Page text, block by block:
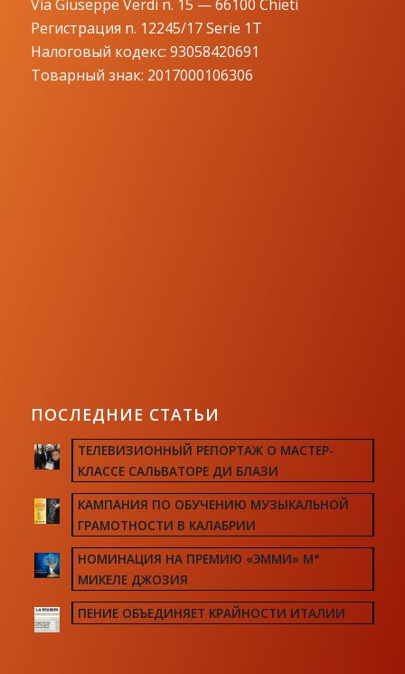
Via Giuseppe Verdi n. 15 — 66100 Chieti
Регистрация n. 12245/17 Serie 1T
Налоговый кодекс: 93058420691
Товарный знак: 2017000106306
ПОСЛЕДНИЕ СТАТЬИ
ТЕЛЕВИЗИОННЫЙ РЕПОРТАЖ О МАСТЕР-
КЛАССЕ САЛЬВАТОРЕ ДИ БЛАЗИ
КАМПАНИЯ ПО ОБУЧЕНИЮ МУЗЫКАЛЬНОЙ
ГРАМОТНОСТИ В КАЛАБРИИ
НОМИНАЦИЯ НА ПРЕМИЮ «ЭММИ» М°
МИКЕЛЕ ДЖОЗИЯ
ПЕНИЕ ОБЪЕДИНЯЕТ КРАЙНОСТИ ИТАЛИИ